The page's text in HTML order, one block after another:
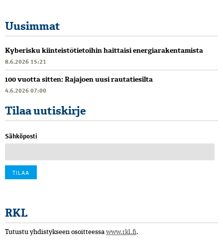
Uusimmat
Kyberisku kiinteistötietoihin haittaisi energiarakentamista
8.6.2026 15:21
100 vuotta sitten: Rajajoen uusi rautatiesilta
4.6.2026 07:00
Tilaa uutiskirje
Sähköposti
RKL
Tutustu yhdistykseen osoitteessa www.rkl.fi.